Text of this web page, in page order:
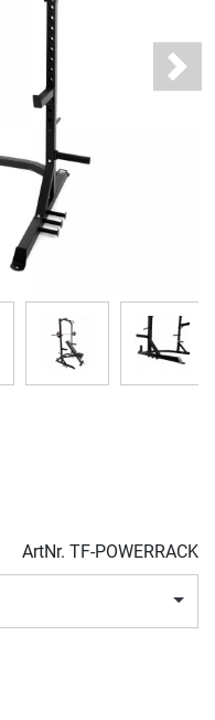
Next
ArtNr. TF-POWERRACK